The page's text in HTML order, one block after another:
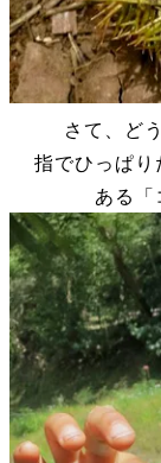
さて、ど
指でひっぱり
ある「